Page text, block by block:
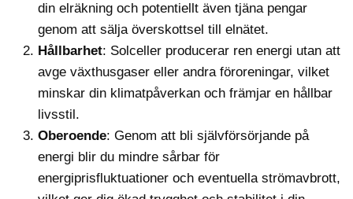
din elräkning och potentiellt även tjäna pengar
genom att sälja överskottsel till elnätet.
Hållbarhet: Solceller producerar ren energi utan att
avge växthusgaser eller andra föroreningar, vilket
minskar din klimatpåverkan och främjar en hållbar
livsstil.
Oberoende: Genom att bli självförsörjande på
energi blir du mindre sårbar för
energiprisfluktuationer och eventuella strömavbrott,